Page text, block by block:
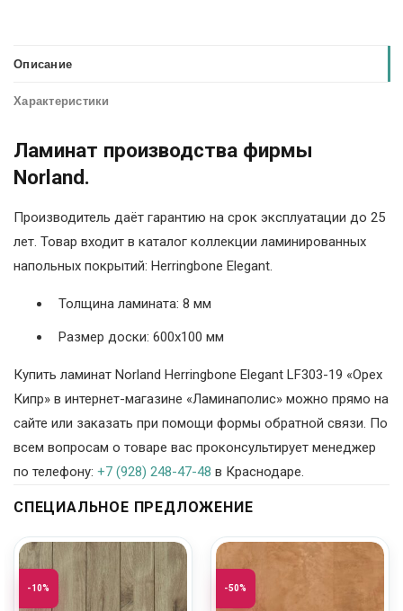
Описание
Характеристики
Ламинат производства фирмы
Norland.
Производитель даёт гарантию на срок эксплуатации до 25
лет. Товар входит в каталог коллекции ламинированных
напольных покрытий: Herringbone Elegant.
Толщина ламината: 8 мм
Размер доски: 600х100 мм
Купить ламинат Norland Herringbone Elegant LF303-19 «Орех
Кипр» в интернет-магазине «Ламинаполис» можно прямо на
сайте или заказать при помощи формы обратной связи. По
всем вопросам о товаре вас проконсультирует менеджер
по телефону: +7 (928) 248-47-48 в Краснодаре.
СПЕЦИАЛЬНОЕ ПРЕДЛОЖЕНИЕ
-10% -50%